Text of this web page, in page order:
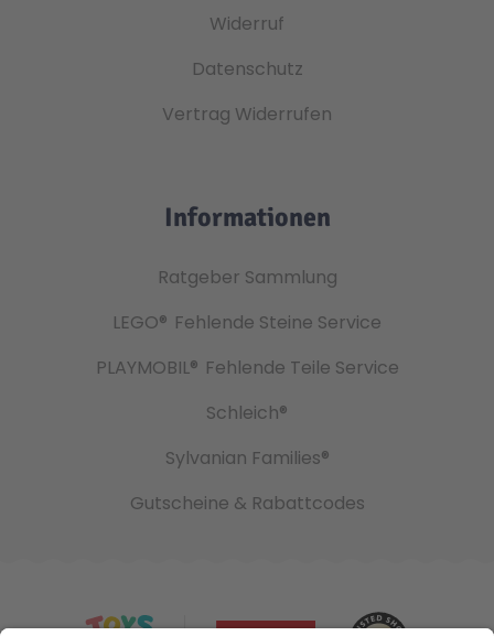
Widerruf
Datenschutz
Vertrag Widerrufen
Informationen
Ratgeber Sammlung
LEGO® Fehlende Steine Service
PLAYMOBIL® Fehlende Teile Service
Schleich®
Sylvanian Families®
Gutscheine & Rabattcodes